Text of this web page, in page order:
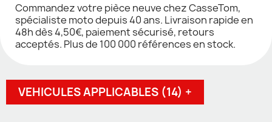
Commandez votre pièce neuve chez CasseTom,
spécialiste moto depuis 40 ans. Livraison rapide en
48h dès 4,50€, paiement sécurisé, retours
acceptés. Plus de 100 000 références en stock.
VEHICULES APPLICABLES (14) +